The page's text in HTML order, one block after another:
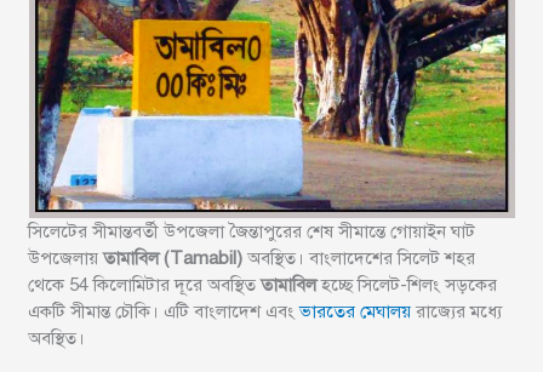
সিলেটের সীমান্তবর্তী উপজেলা জৈন্তাপুরের শেষ সীমান্তে গোয়াইন ঘাট
উপজেলায়তামাবিল (Tamabil) অবস্থিত। বাংলাদেশের সিলেট শহর
থেকে 54 কিলোমিটার দূরে অবস্থিততামাবিলহচ্ছে সিলেট-শিলং সড়কের
একটি সীমান্ত চৌকি। এটি বাংলাদেশ এবংভারতের মেঘালয় রাজ্যের মধ্যে
অবস্থিত।